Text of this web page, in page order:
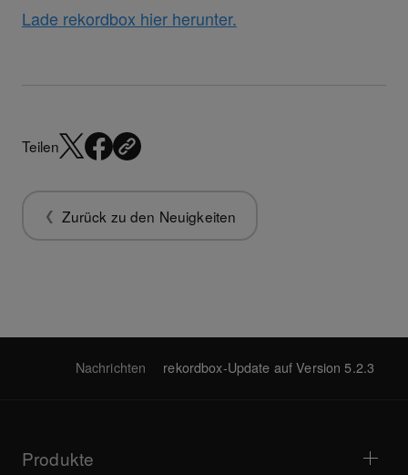
Lade rekordbox hier herunter.
Teilen
Zurück zu den Neuigkeiten
Nachrichten rekordbox-Update auf Version 5.2.3
Produkte